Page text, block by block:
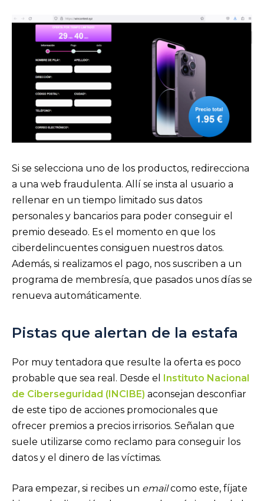
Si se selecciona uno de los productos, redirecciona
a una web fraudulenta. Allí se insta al usuario a
rellenar en un tiempo limitado sus datos
personales y bancarios para poder conseguir el
premio deseado. Es el momento en que los
ciberdelincuentes consiguen nuestros datos.
Además, si realizamos el pago, nos suscriben a un
programa de membresía, que pasados unos días se
renueva automáticamente.
Pistas que alertan de la estafa
Por muy tentadora que resulte la oferta es poco
probable que sea real. Desde el
Instituto Nacional
de Ciberseguridad (INCIBE) aconsejan desconfiar
de este tipo de acciones promocionales que
ofrecer premios a precios irrisorios. Señalan que
suele utilizarse como reclamo para conseguir los
datos y el dinero de las víctimas.
Para empezar, si recibes un emailcomo este, fíjate